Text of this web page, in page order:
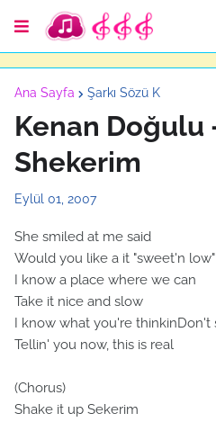
Ana Sayfa Şarkı Sözü K
Kenan Doğulu
Shekerim
Eylül 01, 2007
She smiled at me said
Would you like a it "sweet'n low"
I know a place where we can
Take it nice and slow
I know what you're
Tellin' you now, this is real
(Chorus)
Shake it up Sekerim